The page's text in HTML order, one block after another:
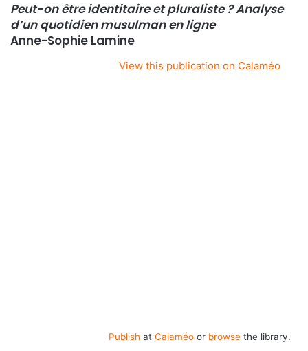
Peut-on être identitaire et pluraliste ? Analyse
d’un quotidien musulman en ligne
Anne-Sophie Lamine
View this publication on Calaméo
Publish at Calaméoor browsethe library.